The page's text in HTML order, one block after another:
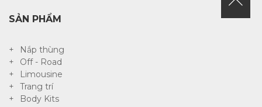
SẢN PHẨM
Nắp thùng
Off - Road
Limousine
Trang trí
Body Kits